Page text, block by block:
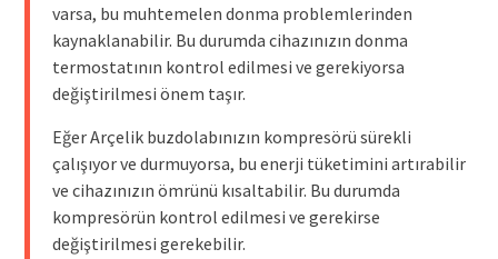
varsa, bu muhtemelen donma problemlerinden
kaynaklanabilir. Bu durumda cihazınızın donma
termostatının kontrol edilmesi ve gerekiyorsa
değiştirilmesi önem taşır.
Eğer Arçelik buzdolabınızın kompresörü sürekli
çalışıyor ve durmuyorsa, bu enerji tüketimini artırabilir
ve cihazınızın ömrünü kısaltabilir. Bu durumda
kompresörün kontrol edilmesi ve gerekirse
değiştirilmesi gerekebilir.